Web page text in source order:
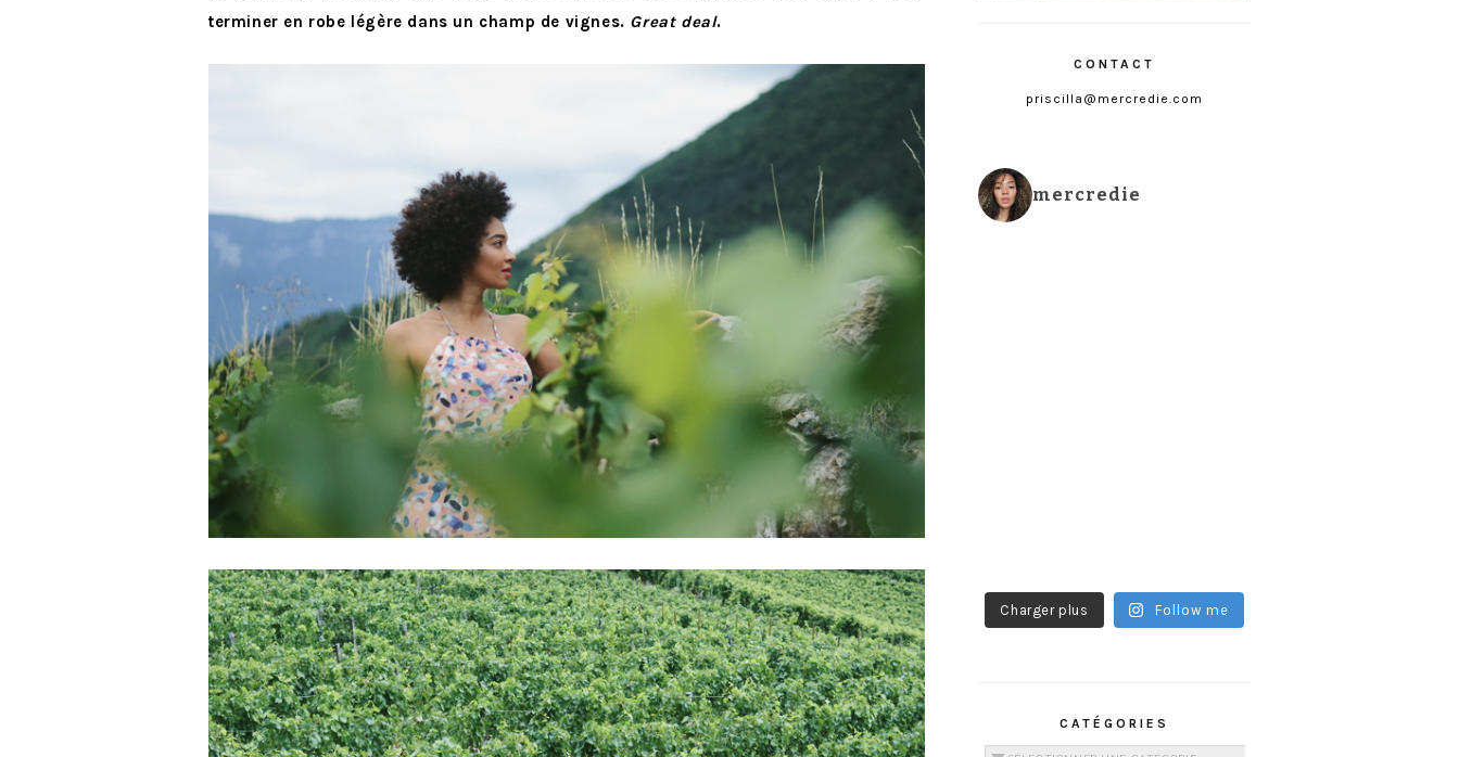
terminer en robe légère dans un champ de vignes. Great deal.
CONTACT
priscilla@mercredie.com
mercredie
Charger plus Follow me
CATÉGORIES